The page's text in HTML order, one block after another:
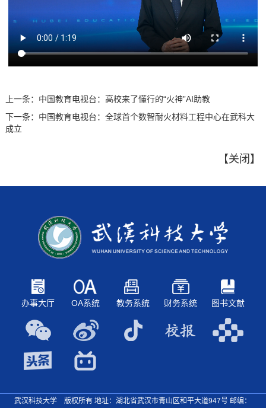
上一条： 中国教育电视台：高校来了懂行的“火神”AI助教
下一条： 中国教育电视台：全球首个数智耐火材料工程中心在武科大
成立
【关闭 】
办事大厅 OA系统 教务系统 财务系统 图书文献
武汉科技大学 版权所有 地址：湖北省武汉市青山区和平大道947号 邮编：